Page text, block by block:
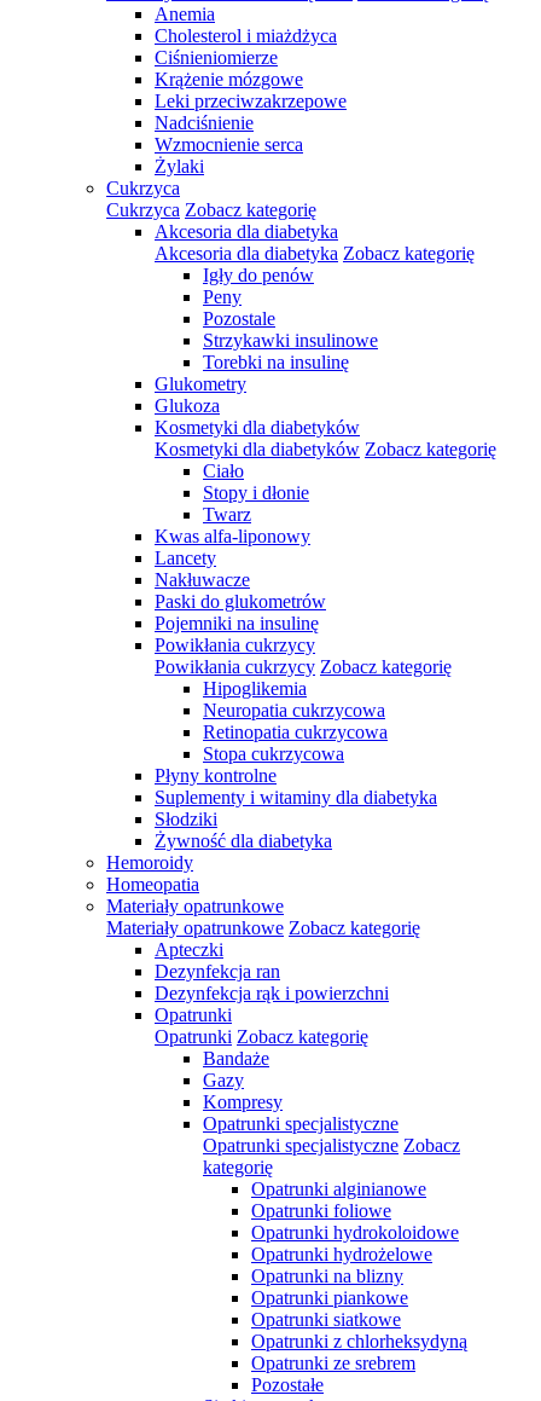
Anemia
Cholesterol i miażdżyca
Ciśnieniomierze
Krążenie mózgowe
Leki przeciwzakrzepowe
Nadciśnienie
Wzmocnienie serca
Żylaki
Cukrzyca
Cukrzyca Zobacz kategorię
Akcesoria dla diabetyka
Akcesoria dla diabetyka Zobacz kategorię
Igły do penów
Peny
Pozostale
Strzykawki insulinowe
Torebki na insulinę
Glukometry
Glukoza
Kosmetyki dla diabetyków
Kosmetyki dla diabetyków Zobacz kategorię
Ciało
Stopy i dłonie
Twarz
Kwas alfa-liponowy
Lancety
Nakłuwacze
Paski do glukometrów
Pojemniki na insulinę
Powikłania cukrzycy
Powikłania cukrzycy Zobacz kategorię
Hipoglikemia
Neuropatia cukrzycowa
Retinopatia cukrzycowa
Stopa cukrzycowa
Płyny kontrolne
Suplementy i witaminy dla diabetyka
Słodziki
Żywność dla diabetyka
Hemoroidy
Homeopatia
Materiały opatrunkowe
Materiały opatrunkowe Zobacz kategorię
Apteczki
Dezynfekcja ran
Dezynfekcja rąk i powierzchni
Opatrunki
Opatrunki Zobacz kategorię
Bandaże
Gazy
Kompresy
Opatrunki specjalistyczne
Opatrunki specjalistyczne Zobacz
kategorię
Opatrunki alginianowe
Opatrunki foliowe
Opatrunki hydrokoloidowe
Opatrunki hydrożelowe
Opatrunki na blizny
Opatrunki piankowe
Opatrunki siatkowe
Opatrunki z chlorheksydyną
Opatrunki ze srebrem
Pozostałe